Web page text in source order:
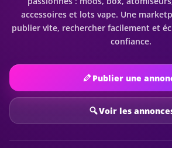
accessoires et lots vape. Une
publier vite, rechercher facilement et
confiance.
Publier une
Voir les